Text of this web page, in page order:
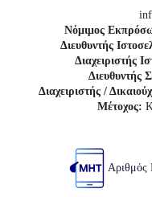
Νόμιμος
Διευθυντής
Διαχειριστής
Διευθυντής
Διαχειριστής /
Μέτοχος:
Αριθμός